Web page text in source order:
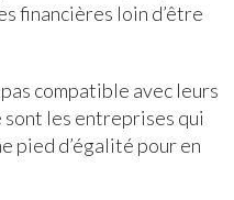
financières loin d’être
compatible avec leurs
sont les entreprises qui
pied d’égalité pour en